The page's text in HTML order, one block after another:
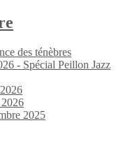
des ténèbres
- Spécial Peillon Jazz
2025